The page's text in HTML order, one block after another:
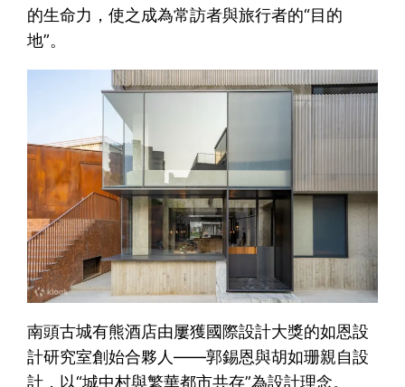
的生命力，使之成為常訪者與旅行者的“目的
地”。
南頭古城有熊酒店由屢獲國際設計大獎的如恩設
計研究室創始合夥人——郭錫恩與胡如珊親自設
計，以“城中村與繁華都市共存”為設計理念。